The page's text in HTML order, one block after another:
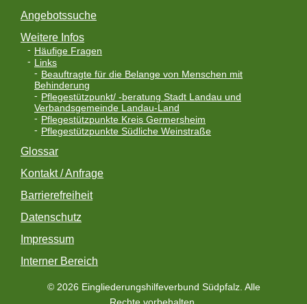
Angebotssuche
Weitere Infos
Häufige Fragen
Links
Beauftragte für die Belange von Menschen mit
Behinderung
Pflegestützpunkt/ -beratung Stadt Landau und
Verbandsgemeinde Landau-Land
Pflegestützpunkte Kreis Germersheim
Pflegestützpunkte Südliche Weinstraße
Glossar
Kontakt / Anfrage
Barrierefreiheit
Datenschutz
Impressum
Interner Bereich
© 2026 Eingliederungshilfeverbund Südpfalz. Alle